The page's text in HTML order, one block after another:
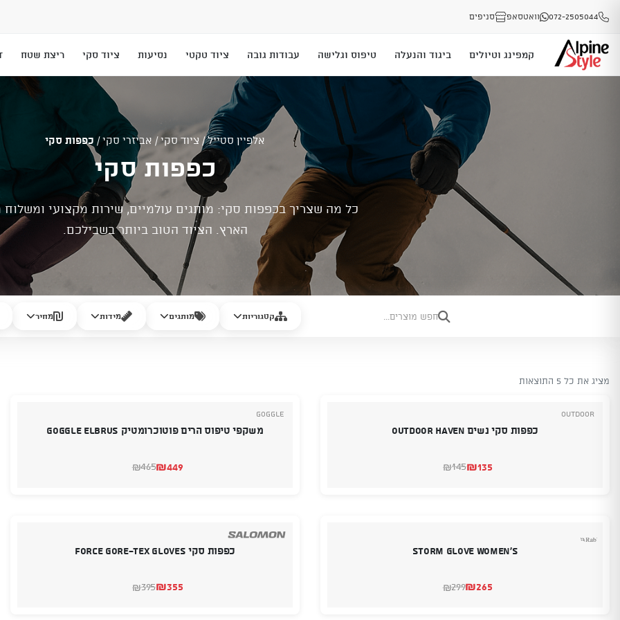
072-2505044 וואטסאפ סניפים
קמפינג וטיולים ביגוד והנעלה טיפוס וגלישה עבודות גובה ציוד טקטי נסיעות ציוד סקי ריצת שטח
אלפיין סטייל/ ציוד סקי/ אביזרי סקי/ כפפות סקי
כפפות סקי
כל מה שצריך בכפפות סקי: מותגים עולמיים, שירות מקצועי ומשלוח
הארץ. הציוד הטוב ביותר בשבילכם.
קטגוריות מותגים מידות מחיר
מציג את כל 5 התוצאות
Outdoor
כפפות סקי נשים Outdoor Haven
₪145
המחיר₪135
המחיר
Goggle
משקפי טיפוס הרים פוטוכרומטיק GOGGLE ELBRUS
₪465
המחיר₪449
המחיר
STORM GLOVE WOMEN'S
₪299
המחיר₪265
המחיר
כפפות סקי FORCE GORE-TEX GLOVES
₪395
המחיר₪355
המחיר